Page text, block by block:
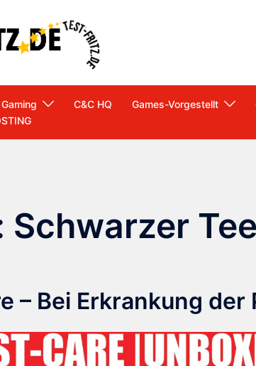
C&C HQ Games-Vorgestellt
Schwarzer Tee
– Bei Erkrankung der